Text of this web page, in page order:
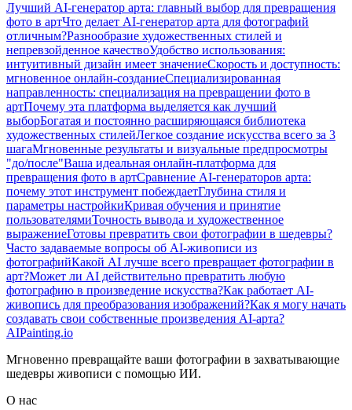
Лучший AI-генератор арта: главный выбор для превращения
фото в артЧто делает AI-генератор арта для фотографий
отличным?Разнообразие художественных стилей и
непревзойденное качествоУдобство использования:
интуитивный дизайн имеет значениеСкорость и доступность:
мгновенное онлайн-созданиеСпециализированная
направленность: специализация на превращении фото в
артПочему эта платформа выделяется как лучший
выборБогатая и постоянно расширяющаяся библиотека
художественных стилейЛегкое создание искусства всего за 3
шагаМгновенные результаты и визуальные предпросмотры
"до/после"Ваша идеальная онлайн-платформа для
превращения фото в артСравнение AI-генераторов арта:
почему этот инструмент побеждаетГлубина стиля и
параметры настройкиКривая обучения и принятие
пользователямиТочность вывода и художественное
выражениеГотовы превратить свои фотографии в шедевры?
Часто задаваемые вопросы об AI-живописи из
фотографийКакой AI лучше всего превращает фотографии в
арт?Может ли AI действительно превратить любую
фотографию в произведение искусства?Как работает AI-
живопись для преобразования изображений?Как я могу начать
создавать свои собственные произведения AI-арта?
AIPainting.io
Мгновенно превращайте ваши фотографии в захватывающие
шедевры живописи с помощью ИИ.
О нас